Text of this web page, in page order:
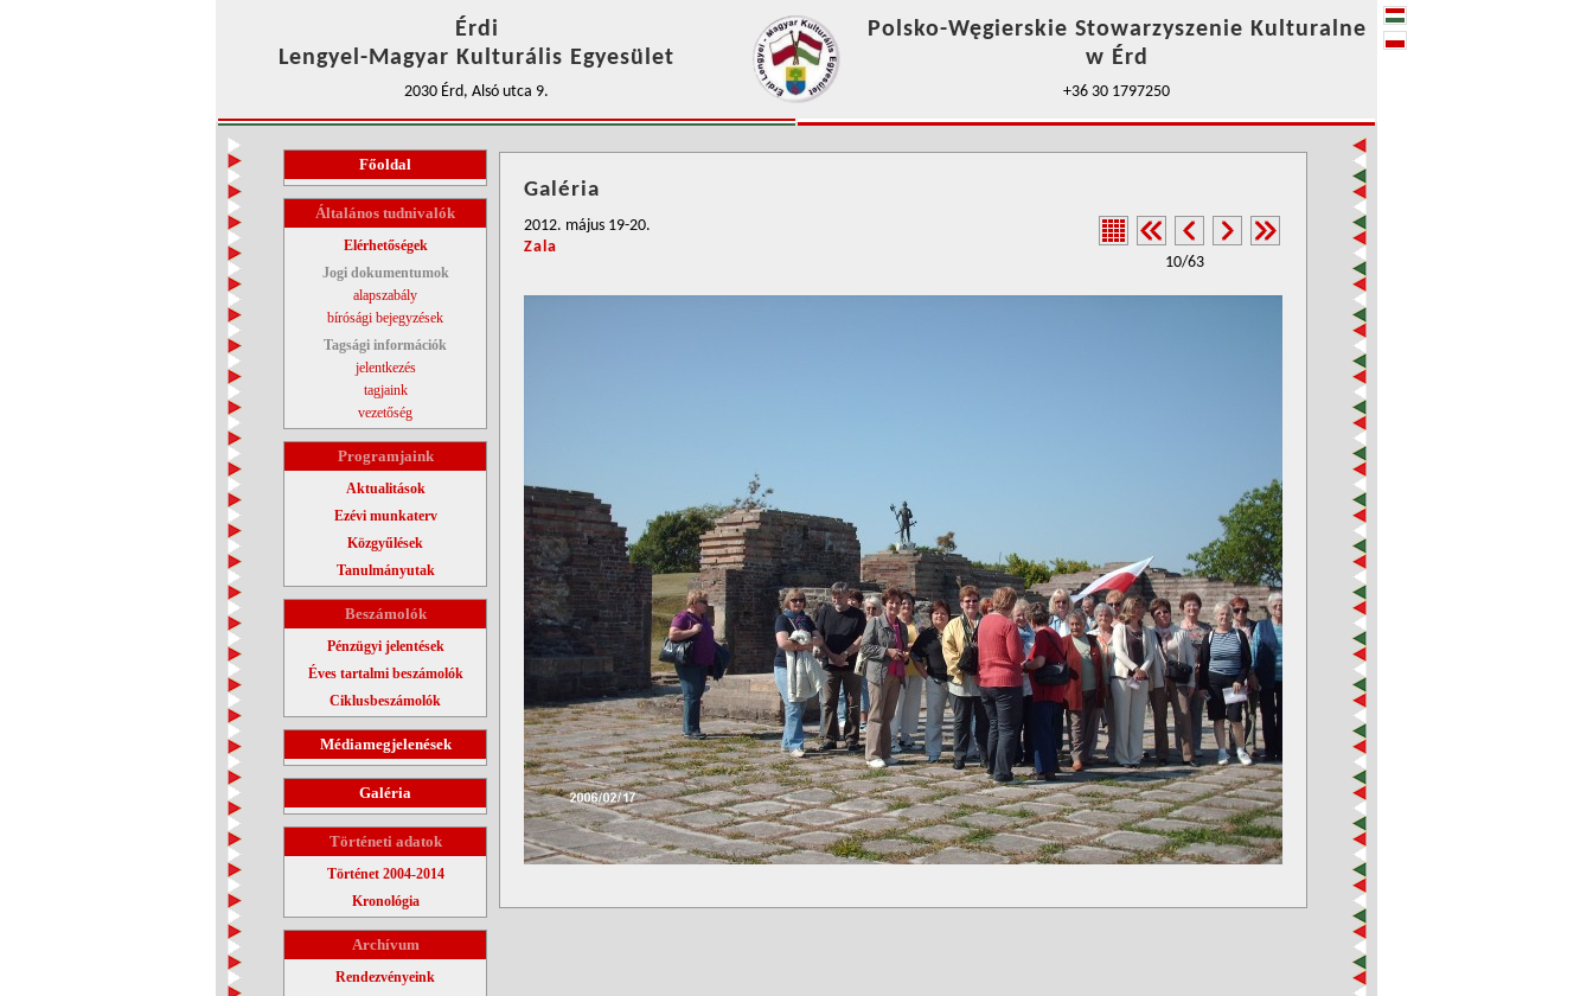
Érdi
Lengyel-Magyar Kulturális Egyesület
2030 Érd, Alsó utca 9.
Polsko-Węgierskie Stowarzyszenie Kulturalne
w Érd
+36 30 1797250
Főoldal
Általános tudnivalók
Elérhetőségek
Jogi dokumentumok
alapszabály
bírósági bejegyzések
Tagsági információk
jelentkezés
tagjaink
vezetőség
Programjaink
Aktualitások
Ezévi munkaterv
Közgyűlések
Tanulmányutak
Beszámolók
Pénzügyi jelentések
Éves tartalmi beszámolók
Ciklusbeszámolók
Médiamegjelenések
Galéria
Történeti adatok
Történet 2004-2014
Kronológia
Archívum
Rendezvényeink
Galéria
2012. május 19-20.
Zala
10/63